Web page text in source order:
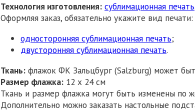
Технология изготовления: сублимационная печать.
Оформляя заказ, обязательно укажите вид печати:
односторонняя сублимационная печать;
двусторонняя сублимационная печать.
Ткань: флажок ФК Зальцбург (Salzburg) может
Размер флажка: 12 х 24 см
Ткань и размер флажка могут быть изменены по
Дополнительно можно заказать настольные